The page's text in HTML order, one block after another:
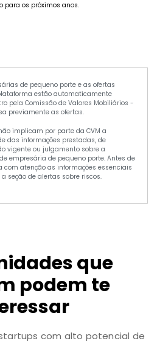
para os próximos anos.
de pequeno porte e as ofertas
estão automaticamente
pela Comissão de Valores Mobiliários -
previamente as ofertas.
implicam por parte da CVM a
das informações prestadas, de
vigente ou julgamento sobre a
empresária de pequeno porte. Antes de
com atenção as informações essenciais
seção de alertas sobre riscos.
que
podem te
com alto potencial de